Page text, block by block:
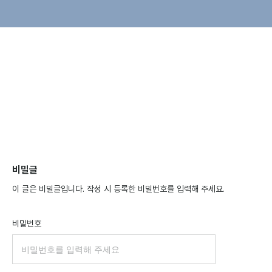
비밀글
이 글은 비밀글입니다. 작성 시 등록한 비밀번호를 입력해 주세요.
비밀번호